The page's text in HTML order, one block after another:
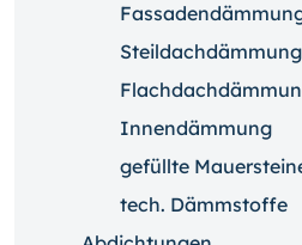
Steildachdämmung
Innendämmung
gefüllte
tech. Dämmstoffe